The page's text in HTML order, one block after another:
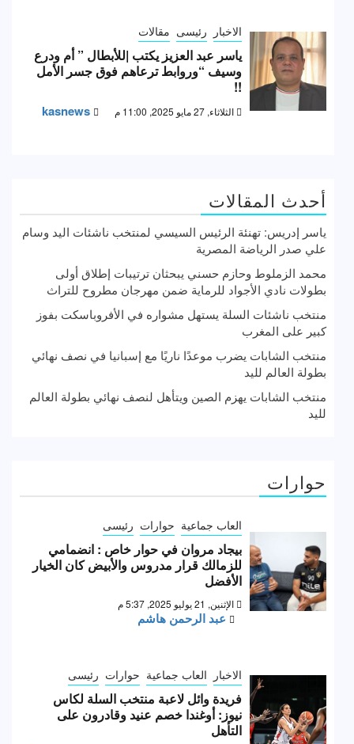
الاخبار رئيسى مقالات
ياسر عبد العزيز يكتب |للأبطال ” أم ودرع
وسيف “وروابط ترعاهم فوق جسر الأمل
!!
الثلاثاء, 27 مايو 2025, 11:00 م kasnews
أحدث المقالات
ياسر إدريس: تهنئة الرئيس السيسي لمنتخب ناشئات اليد وسام
علي صدر الرياضة المصرية
محمد الزملوط وحازم حسني يبحثان ترتيبات إطلاق أولى
بطولات نادي الأجواد للرماية ضمن مهرجان مطروح للتراث
منتخب ناشئات السلة يستهل مشواره في الأفروباسكت بفوز
كبير على المغرب
منتخب الشابات يضرب موعدًا ناريًا مع إسبانيا في نصف نهائي
بطولة العالم لليد
منتخب الشابات يهزم الصين ويتأهل لنصف نهائي بطولة العالم
لليد
حوارات
العاب جماعية حوارات رئيسى
بيجاد مروان في حوار خاص : انضمامي
للزمالك قرار مدروس والأبيض كان الخيار
الأفضل
الإثنين, 21 يوليو 2025, 5:37 م
عبد الرحمن هاشم
الاخبار العاب جماعية حوارات رئيسى
فريدة وائل لاعبة منتخب السلة لكاس
نيوز: أوغندا خصم عنيد وقادرون على
التأهل